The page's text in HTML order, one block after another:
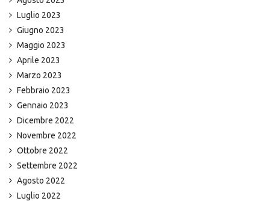
Luglio 2023
Giugno 2023
Maggio 2023
Aprile 2023
Marzo 2023
Febbraio 2023
Gennaio 2023
Dicembre 2022
Novembre 2022
Ottobre 2022
Settembre 2022
Agosto 2022
Luglio 2022